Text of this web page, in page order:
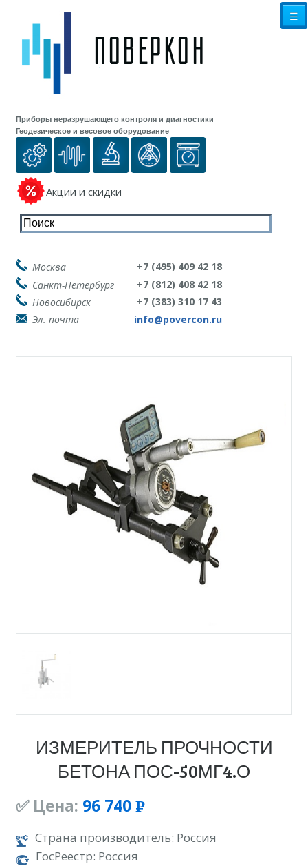
Приборы неразрушающего контроля и диагностики
Геодезическое и весовое оборудование
Акции и скидки
☰
Москва
+7 (495) 409 42 18
Санкт-Петербург
+7 (812) 408 42 18
Новосибирск
+7 (383) 310 17 43
Эл. почта
info@povercon.ru
ИЗМЕРИТЕЛЬ ПРОЧНОСТИ
БЕТОНА ПОС-50МГ4.О
✅ Цена: 96 740 Р
УБ.
Страна производитель: Россия
ГосРеестр: Россия